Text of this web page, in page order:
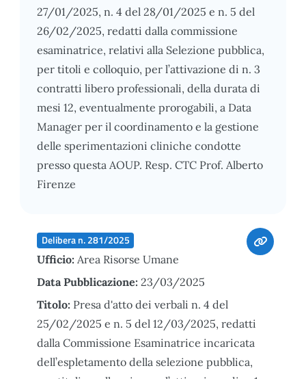
27/01/2025, n. 4 del 28/01/2025 e n. 5 del
26/02/2025, redatti dalla commissione
esaminatrice, relativi alla Selezione pubblica,
per titoli e colloquio, per l’attivazione di n. 3
contratti libero professionali, della durata di
mesi 12, eventualmente prorogabili, a Data
Manager per il coordinamento e la gestione
delle sperimentazioni cliniche condotte
presso questa AOUP. Resp. CTC Prof. Alberto
Firenze
Delibera n. 281/2025
Ufficio: Area Risorse Umane
Data Pubblicazione: 23/03/2025
Titolo: Presa d'atto dei verbali n. 4 del
25/02/2025 e n. 5 del 12/03/2025, redatti
dalla Commissione Esaminatrice incaricata
dell’espletamento della selezione pubblica,